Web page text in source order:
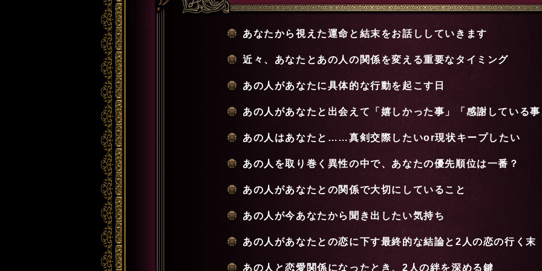
あなたから視えた運命と結末をお話ししていきます
近々、あなたとあの人の関係を変える重要なタイミング
あの人があなたに具体的な行動を起こす日
あの人があなたと出会えて「嬉しかった事」「感謝している
あの人はあなたと……真剣交際したいor現状キープしたい
あの人を取り巻く異性の中で、あなたの優先順位は一番？
あの人があなたとの関係で大切にしていること
あの人が今あなたから聞き出したい気持ち
あの人があなたとの恋に下す最終的な結論と2人の恋の行く末
あの人と恋愛関係になったとき、2人の絆を深める鍵